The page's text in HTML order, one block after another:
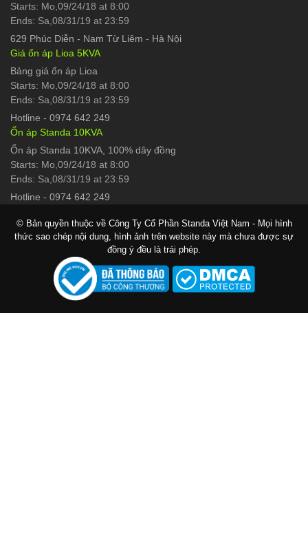
Starts: Mo,09/24/18 at 8:00
Ends: Sa,08/31/19 at 23:59
629 Phúc Diễn - Nam Từ Liêm - Hà Nội
Giá ổn áp Lioa 5KVA
Bảng giá ổn áp Lioa
Starts: Mo,09/24/18 at 8:00
Ends: Sa,08/31/19 at 23:59
Hotline - 0974 642 249
Ổn áp Standa 10KVA
Ổn áp Standa 10KVA, 100% dây đồng
Starts: Mo,09/24/18 at 8:00
Ends: Sa,08/31/19 at 23:59
Hotline - 0974 642 249
© Bản quyền thuộc về Công Ty Cổ Phần Standa Việt Nam - Mọi hình
thức sao chép nội dung, hình ảnh trên website này mà chưa được sự
đồng ý đều là trái phép.